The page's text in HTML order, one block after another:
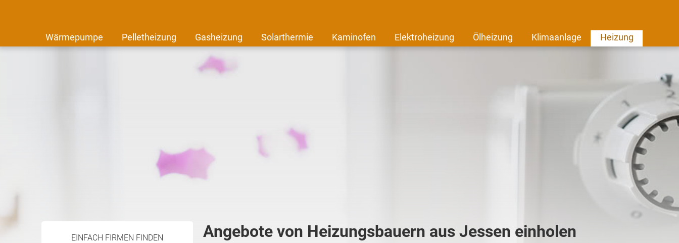
Wärmepumpe Pelletheizung Gasheizung Solarthermie Kaminofen Elektroheizung Ölheizung Klimaanlage Heizung
EINFACH FIRMEN FINDEN Angebote von Heizungsbauern aus Jessen einholen